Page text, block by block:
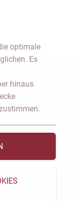
optimale
Es
hinaus